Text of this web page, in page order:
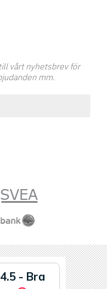
vårt nyhetsbrev för
mm.